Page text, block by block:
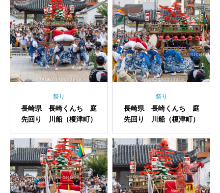
祭り
長崎県 長崎くんち 庭
先回り 川船（榎津町）
祭り
長崎県 長崎くんち 庭
先回り 川船（榎津町）